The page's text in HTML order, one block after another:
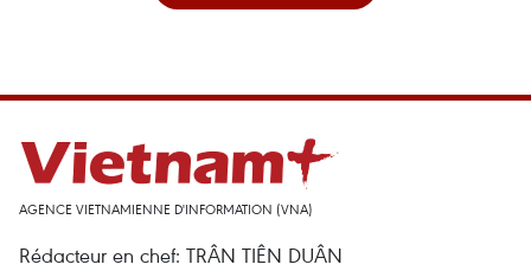
AGENCE VIETNAMIENNE D'INFORMATION (VNA)
Rédacteur en chef: TRÂN TIÊN DUÂN